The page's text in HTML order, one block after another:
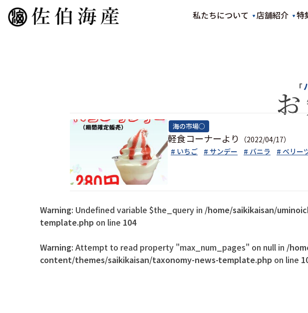
私たちについて 店舗紹介 特
「
海の市場○
軽食コーナーより
（2022/04/17）
# いちご
# サンデー # バニラ # ベリー
Warning: Undefined variable $the_query in /home/saikikaisan/
template.php on line 104
Warning: Attempt to read property "max_num_pages" on null in /
content/themes/saikikaisan/taxonomy-news-template.php on line